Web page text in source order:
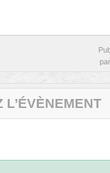
par
L’ÉVÈNEMENT